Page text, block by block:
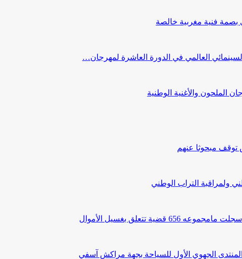
بصمة فنية مغربية خالصة
العالمي في الدورة العاشرة لمهرجان…
الملحون والأغنية الوطنية
توقف مبحوثا عنهم
ولمراقبة التراب الوطني
الجهوي الأول للسياحة بجهة مراكش آسفي